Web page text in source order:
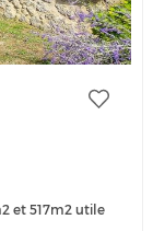
et 517m2 utile